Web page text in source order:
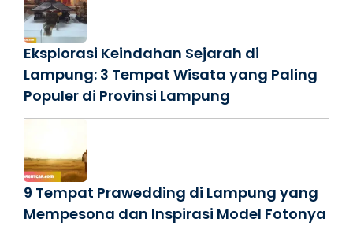
Eksplorasi Keindahan Sejarah di
Lampung: 3 Tempat Wisata yang Paling
Populer di Provinsi Lampung
9 Tempat Prawedding di Lampung yang
Mempesona dan Inspirasi Model Fotonya